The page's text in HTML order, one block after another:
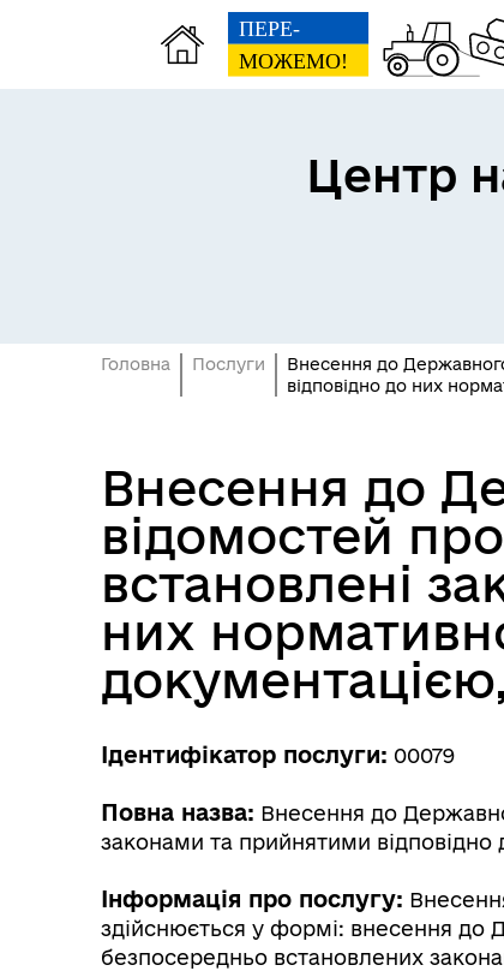
Центр
Головна Послуги
Внесення до
відповідно до них
Внесення до
відомостей
встановлені
них
Ідентифікатор послуги: 00079
Повна назва: Внесення до
законами та прийнятими
Інформація про послугу:
здійснюється у формі: внесення до
безпосередньо встановлених